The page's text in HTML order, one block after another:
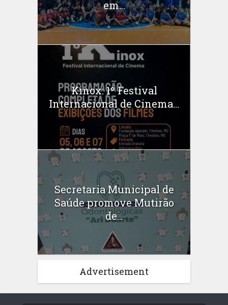
em...
Kinox: 1º Festival
Internacional de Cinema...
Secretaria Municipal de
Saúde promove Mutirão
de...
Advertisement